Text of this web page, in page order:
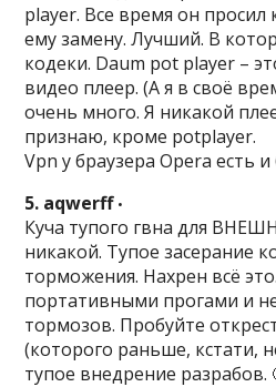
player. Все время он
ему замену. Лучший. В
кодеки. Daum pot player –
видео плеер. (А я в своё
очень много. Я никакой
признаю, кроме potplayer.
Vpn у браузера Opera есть и
5. aqwerff •
Куча тупого гвна для
никакой. Тупое засерание
торможения. Нахрен всё
портативными прогами и
тормозов. Пробуйте
(которого раньше, кстати,
тупое внедрение разрабов.